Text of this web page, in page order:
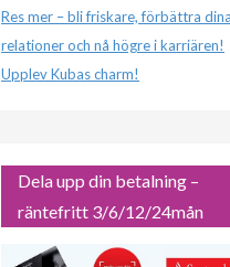
Res mer – bli friskare, förbättra dina
relationer och nå högre i karriären!
Upplev Kubas charm!
Dela upp din betalning –
räntefritt 3/6/12/24mån